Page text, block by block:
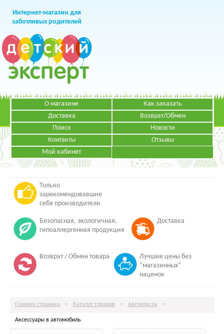
Интернет-магазин для
заботливых родителей
+7 (499)391-49-83Телефон в Москве
Режим работы:
Пн-Пт: с 09.00 до 19.00
НАПИСАТЬ ПИСЬМО
О магазине
Как заказать
Доставка
Возврат/Обмен
Поиск
Новости
Контакты
Отзывы
Мой кабинет
Только
зарекомендовавшие
себя производители
Безопасная, экологичная,
гипоаллергенная продукция
Доставка
Возврат / Обмен товара
Лучшие цены без
“магазинных”
наценок
Главная страница > Каталог товаров > Автокресла >
Аксессуары в автомобиль